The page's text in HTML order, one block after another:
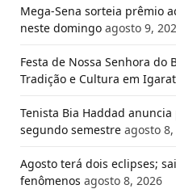
Mega-Sena sorteia prêmio
neste domingo agosto 9,
Festa de Nossa Senhora do
Tradição e Cultura em
Tenista Bia Haddad
segundo semestre agosto
Agosto terá dois eclipses;
fenômenos agosto 8, 2026